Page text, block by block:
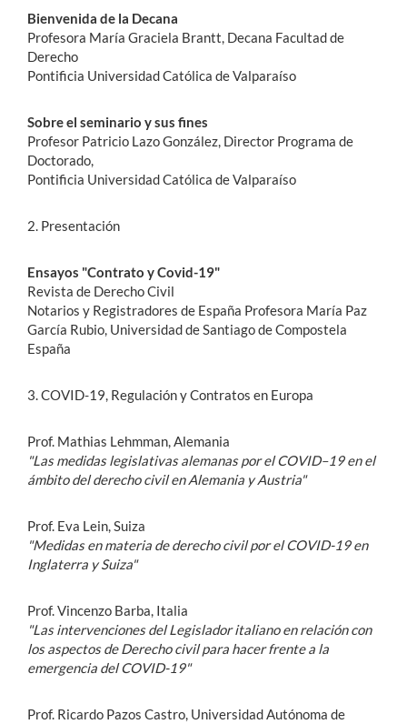
Bienvenida de la Decana
Profesora María Graciela Brantt, Decana Facultad de
Derecho
Pontificia Universidad Católica de Valparaíso
Sobre el seminario y sus fines
Profesor Patricio Lazo González, Director Programa de
Doctorado,
Pontificia Universidad Católica de Valparaíso
2. Presentación
Ensayos "Contrato y Covid-19"
Revista de Derecho Civil
Notarios y Registradores de España Profesora María Paz
García Rubio, Universidad de Santiago de Compostela
España
3. COVID-19, Regulación y Contratos en Europa
Prof. Mathias Lehmman, Alemania
"Las medidas legislativas alemanas por el COVID–19 en el
ámbito del derecho civil en Alemania y Austria"
Prof. Eva Lein, Suiza
"Medidas en materia de derecho civil por el COVID-19 en
Inglaterra y Suiza"
Prof. Vincenzo Barba, Italia
"Las intervenciones del Legislador italiano en relación con
los aspectos de Derecho civil para hacer frente a la
emergencia del COVID-19"
Prof. Ricardo Pazos Castro, Universidad Autónoma de